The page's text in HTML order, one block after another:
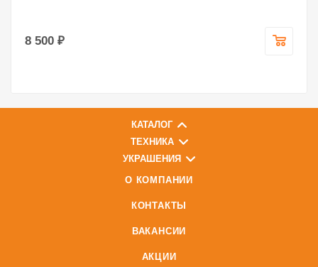
8 500 ₽
КАТАЛОГ
ТЕХНИКА
УКРАШЕНИЯ
О КОМПАНИИ
КОНТАКТЫ
ВАКАНСИИ
АКЦИИ